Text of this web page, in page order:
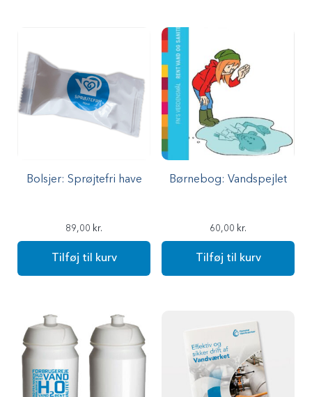
Bolsjer: Sprøjtefri have
89,00 kr.
Tilføj til kurv
Børnebog: Vandspejlet
60,00 kr.
Tilføj til kurv